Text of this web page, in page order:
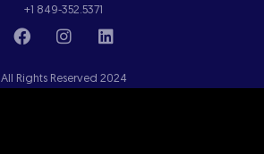
+1 849-352.5371
All Rights Reserved 2024